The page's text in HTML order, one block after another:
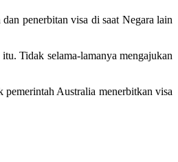
penerbitan visa di saat Negara lain
Tidak selama-lamanya mengajukan
pemerintah Australia menerbitkan visa